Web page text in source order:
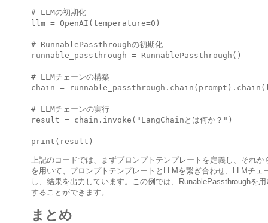
# LLMの初期化
llm = OpenAI(temperature=0)
# RunnablePassthroughの初期化
runnable_passthrough = RunnablePassthrough()
# LLMチェーンの構築
chain =
# LLMチェーンの実行
result = chain.invoke("LangChainとは何か？")
print(result)
上記のコードでは、まずプロンプトテンプレートを定義し、それ
を用いて、プロンプトテンプレートとLLMを繋ぎ合わせ、LLMチ
し、結果を出力しています。この例では、RunablePassthroughを
することができます。
まとめ